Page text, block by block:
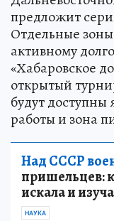
предложит
Отдельные
активному
«Хабаровское
открытый
будут
работы и зона
Над СССР
пришельцев:
искала и
НАУКА